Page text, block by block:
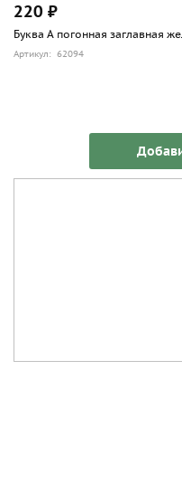
220 ₽
Буква А погонная заглавная
Артикул: 62094